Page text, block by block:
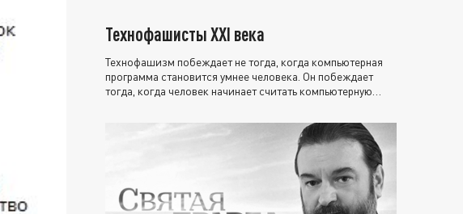
Технофашисты XXI века
Технофашизм побеждает не тогда, когда компьютерная
программа становится умнее человека. Он побеждает
тогда, когда человек начинает считать компьютерную